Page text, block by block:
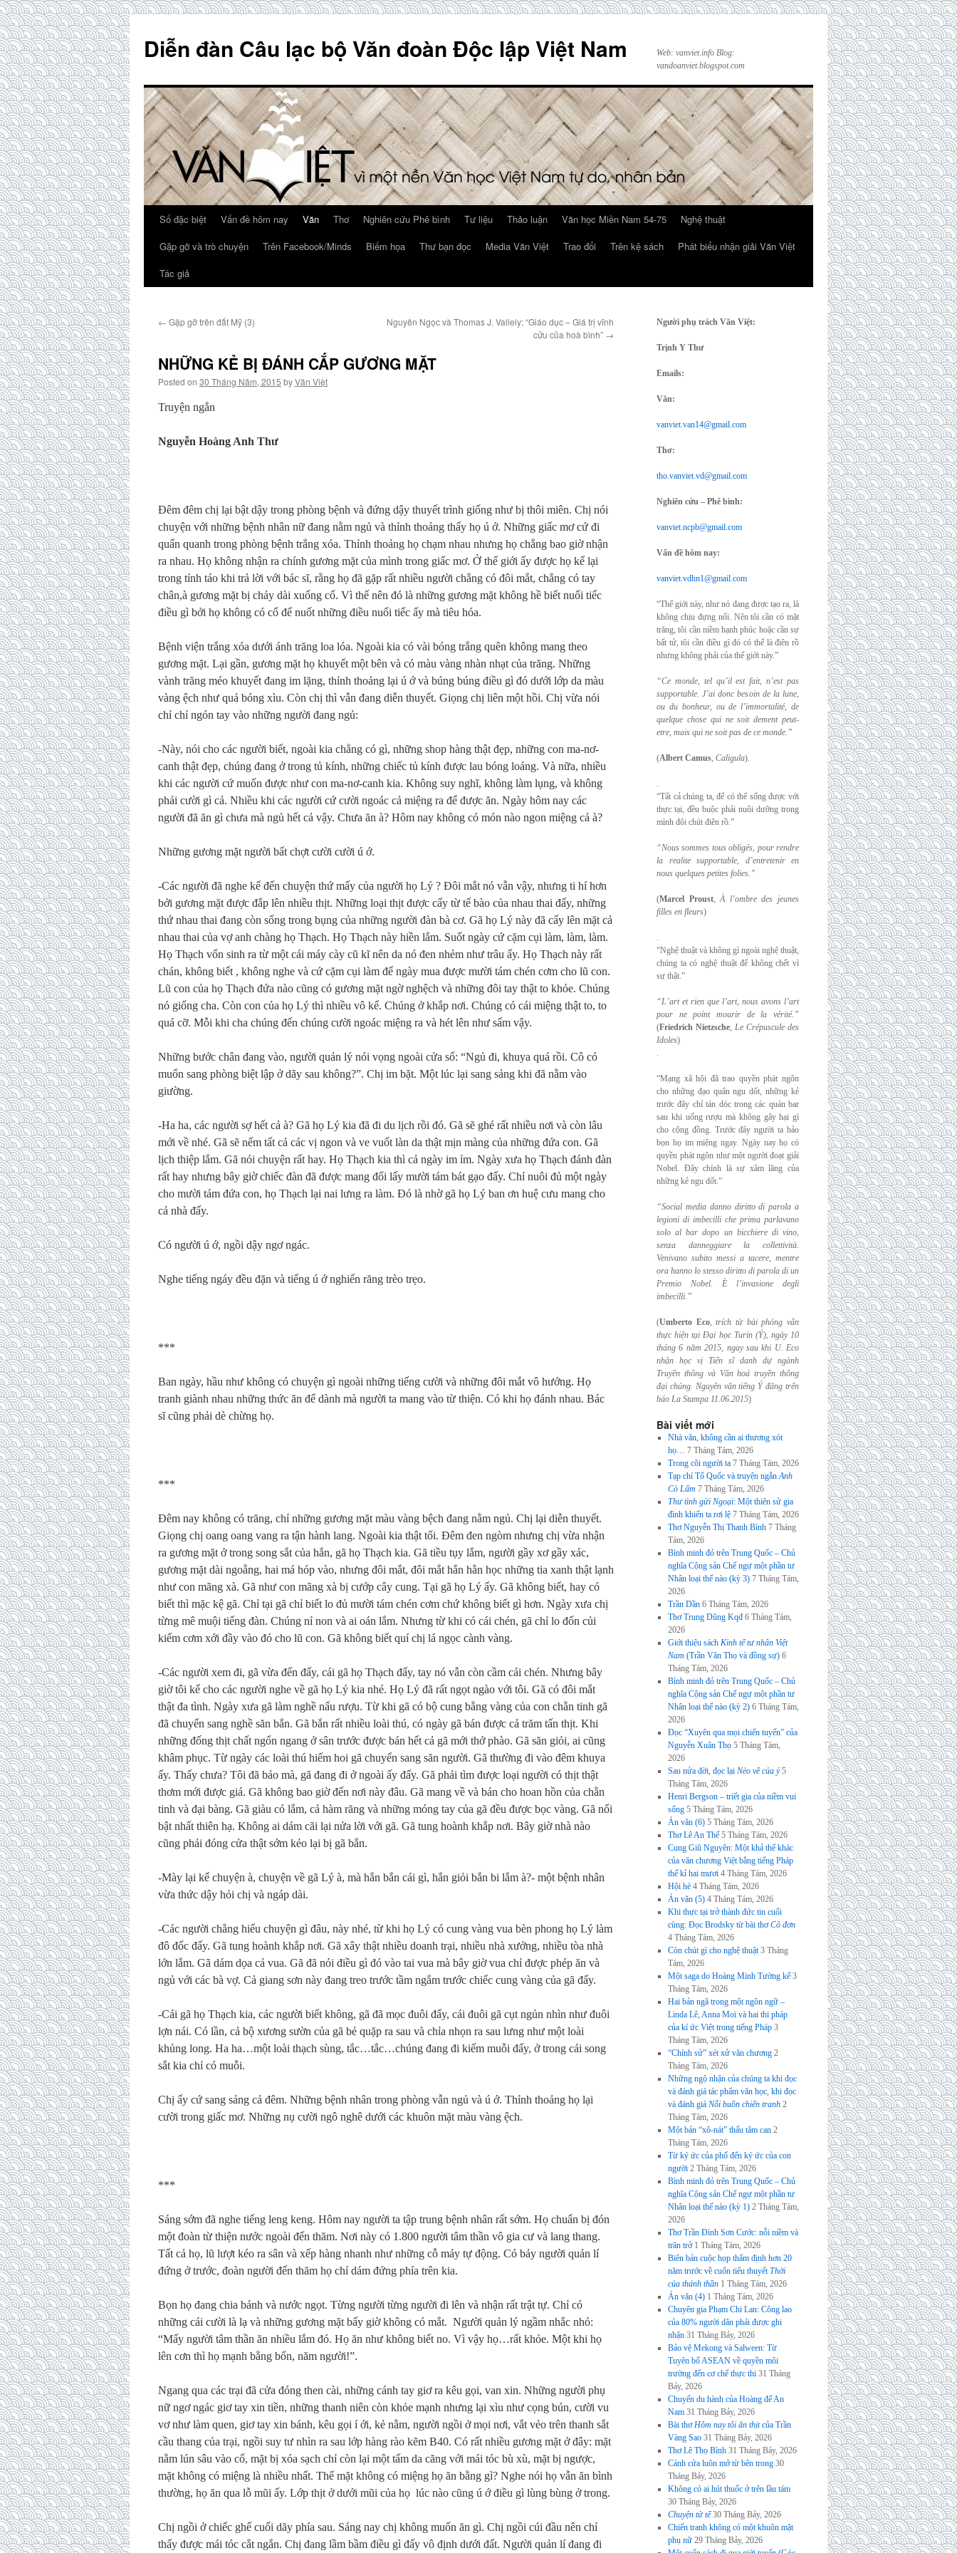
content
Diễn đàn Câu lạc bộ Văn đoàn Độc lập Việt Nam
Web: vanviet.info Blog:
vandoanviet.blogspot.com
Số đặc biệt Vấn đề hôm nay Văn Thơ Nghiên cứu Phê bình Tư liệu Thảo luận Văn học Miền Nam 54-75
Nghệ thuật
Gặp gỡ và trò chuyện
Trên Facebook/Minds Biếm họa Thư bạn đọc Media Văn Việt Trao đổi Trên kệ sách
Phát biểu nhận giải Văn Việt
Tác giả
← Gặp gỡ trên đất Mỹ (3)
Nguyên Ngọc và Thomas J. Vallely: “Giáo dục – Giá trị vĩnh
cửu của hoà bình” →
NHỮNG KẺ BỊ ĐÁNH CẮP GƯƠNG MẶT
Posted on 30 Tháng Năm, 2015 byVăn Việt
Truyện ngắn
Nguyễn Hoàng Anh Thư
Đêm đêm chị lại bật dậy trong phòng bệnh và đứng dậy thuyết trình giống như bị thôi miên. Chị nói
chuyện với những bệnh nhân nữ đang nằm ngủ và thỉnh thoảng thấy họ ú ớ. Những giấc mơ cứ đi
quẩn quanh trong phòng bệnh trắng xóa. Thỉnh thoảng họ chạm nhau nhưng họ chẳng bao giờ nhận
ra nhau. Họ không nhận ra chính gương mặt của mình trong giấc mơ. Ở thế giới ấy được họ kể lại
trong tỉnh táo khi trả lời với bác sĩ, rằng họ đã gặp rất nhiều người chẳng có đôi mắt, chẳng có tay
chân,à gương mặt bị chảy dài xuống cổ. Vì thế nên đó là những gương mặt không hề biết nuối tiếc
điều gì bởi họ không có cổ để nuốt những điều nuối tiếc ấy mà tiêu hóa.
Bệnh viện trắng xóa dưới ánh trăng loa lóa. Ngoài kia có vài bóng trắng quên không mang theo
gương mặt. Lại gần, gương mặt họ khuyết một bên và có màu vàng nhàn nhạt của trăng. Những
vành trăng méo khuyết đang im lặng, thỉnh thoảng lại ú ớ và búng búng điều gì đó dưới lớp da màu
vàng ệch như quả bóng xìu. Còn chị thì vẫn đang diễn thuyết. Giọng chị liên một hồi. Chị vừa nói
chỉ chỉ ngón tay vào những người đang ngủ:
-Này, nói cho các người biết, ngoài kia chẳng có gì, những shop hàng thật đẹp, những con ma-nơ-
canh thật đẹp, chúng đang ở trong tủ kính, những chiếc tủ kính được lau bóng loáng. Và nữa, nhiều
khi các người cứ muốn được như con ma-nơ-canh kia. Không suy nghĩ, không làm lụng, và không
phải cười gì cả. Nhiều khi các người cứ cười ngoác cả miệng ra để được ăn. Ngày hôm nay các
người đã ăn gì chưa mà ngủ hết cả vậy. Chưa ăn à? Hôm nay không có món nào ngon miệng cả à?
Những gương mặt người bất chợt cười cười ú ớ.
-Các người đã nghe kể đến chuyện thứ mấy của người họ Lý ? Đôi mắt nó vẫn vậy, nhưng ti hí hơn
bởi gương mặt được đắp lên nhiều thịt. Những loại thịt được cấy từ tế bào của nhau thai đấy, những
thứ nhau thai đang còn sống trong bụng của những người đàn bà cơ. Gã họ Lý này đã cấy lên mặt cả
nhau thai của vợ anh chàng họ Thạch. Họ Thạch này hiền lắm. Suốt ngày cứ cặm cụi làm, làm, làm.
Họ Thạch vốn sinh ra từ một cái máy cày cũ kĩ nên da nó đen nhẻm như trâu ấy. Họ Thạch này rất
chán, không biết , không nghe và cứ cặm cụi làm để ngày mua được mười tám chén cơm cho lũ con.
Lũ con của họ Thạch đứa nào cũng có gương mặt ngờ nghệch và những đôi tay thật to khỏe. Chúng
nó giống cha. Còn con của họ Lý thì nhiều vô kể. Chúng ở khắp nơi. Chúng có cái miệng thật to, to
quá cỡ. Mỗi khi cha chúng đến chúng cười ngoác miệng ra và hét lên như sấm vậy.
Những bước chân đang vào, người quản lý nói vọng ngoài cửa sổ: “Ngủ đi, khuya quá rồi. Cô có
muốn sang phòng biệt lập ở dãy sau không?”. Chị im bặt. Một lúc lại sang sảng khi đã nằm vào
giường.
-Ha ha, các người sợ hết cả à? Gã họ Lý kia đã đi du lịch rồi đó. Gã sẽ ghé rất nhiều nơi và còn lâu
mới về nhé. Gã sẽ nếm tất cả các vị ngon và ve vuốt làn da thật mịn màng của những đứa con. Gã
lịch thiệp lắm. Gã nói chuyện rất hay. Họ Thạch kia thì cả ngày im ỉm. Ngày xưa họ Thạch đánh đàn
rất hay nhưng bây giờ chiếc đàn đã được mang đổi lấy mười tám bát gạo đấy. Chỉ nuôi đủ một ngày
cho mười tám đứa con, họ Thạch lại nai lưng ra làm. Đó là nhờ gã họ Lý ban ơn huệ cưu mang cho
cả nhà đấy.
Có người ú ớ, ngồi dậy ngơ ngác.
Nghe tiếng ngáy đều đặn và tiếng ú ớ nghiến răng trèo trẹo.
***
Ban ngày, hầu như không có chuyện gì ngoài những tiếng cười và những đôi mắt vô hướng. Họ
tranh giành nhau những thức ăn để dành mà người ta mang vào từ thiện. Có khi họ đánh nhau. Bác
sĩ cũng phải dè chừng họ.
***
Đêm nay không có trăng, chỉ những gương mặt màu vàng bệch đang nằm ngủ. Chị lại diễn thuyết.
Giọng chị oang oang vang ra tận hành lang. Ngoài kia thật tối. Đêm đen ngòm nhưng chị vừa nhận
ra gương mặt ở trong song sắt của hắn, gã họ Thạch kia. Gã tiều tụy lắm, người gầy xơ gầy xác,
gương mặt dài ngoẵng, hai má hóp vào, nhưng đôi mắt, đôi mắt hắn hằn học những tia xanh thật lạnh
như con mãng xà. Gã như con mãng xà bị cướp cây cung. Tại gã họ Lý ấy. Gã không biết, hay có
biết thì mặc kệ gã. Chỉ tại gã chỉ biết lo đủ mười tám chén cơm chứ không biết gì hơn. Ngày xưa chị
từng mê muội tiếng đàn. Chúng nỉ non và ai oán lắm. Nhưng từ khi có cái chén, gã chỉ lo đốn củi
kiếm cơm xới đầy vào đó cho lũ con. Gã không biết quí chị lá ngọc cành vàng.
-Các người xem đi, gã vừa đến đấy, cái gã họ Thạch đấy, tay nó vẫn còn cầm cái chén. Nhưng bây
giờ tôi kể cho các người nghe về gã họ Lý kia nhé. Họ Lý đã rất ngọt ngào với tôi. Gã có đôi mắt
thật đa tình. Ngày xưa gã làm nghề nấu rượu. Từ khi gã có bộ cung bằng vàng của con chằn tinh gã
đã chuyển sang nghề săn bắn. Gã bắn rất nhiều loài thú, có ngày gã bán được cả trăm tấn thịt. Khi
những đống thịt chất ngổn ngang ở sân trước được bán hết cả gã mới thở phào. Gã săn giỏi, ai cũng
khâm phục. Từ ngày các loài thú hiếm hoi gã chuyển sang săn người. Gã thường đi vào đêm khuya
ấy. Thấy chưa? Tôi đã bảo mà, gã đang đi ở ngoài ấy đấy. Gã phải tìm được loại người có thịt thật
thơm mới được giá. Gã không bao giờ đến nơi này đâu. Gã mang về và bán cho hoan hồn của chằn
tinh và đại bàng. Gã giàu có lắm, cả hàm răng và những móng tay của gã đều được bọc vàng. Gã nổi
bật nhất thiên hạ. Không ai dám cãi lại nửa lời với gã. Gã tung hoành khắp nơi. Bây giờ nhà nào
cũng phải đóng cửa thật sớm kẻo lại bị gã bắn.
-Mày lại kể chuyện à, chuyện về gã Lý à, mà hắn bắn cái gì, hắn giỏi bắn bi lắm à?- một bệnh nhân
vừa thức dậy hỏi chị và ngáp dài.
-Các người chẳng hiểu chuyện gì đâu, này nhé, từ khi họ Lý có cung vàng vua bèn phong họ Lý làm
đô đốc đấy. Gã tung hoành khắp nơi. Gã xây thật nhiều doanh trại, nhiều nhà xưởng, nhiều tòa nhà
lớn lắm. Gã dám dọa cả vua. Gã đã nói điều gì đó vào tai vua mà bây giờ vua chỉ được phép ăn và
ngủ với các bà vợ. Cả giang sơn này đang treo trước tầm ngắm trước chiếc cung vàng của gã đấy.
-Cái gã họ Thạch kia, các người biết không, gã đã mọc đuôi đấy, cái đuôi gã cụt ngủn nhìn như đuôi
lợn nái. Có lần, cả bộ xương sườn của gã bẻ quặp ra sau và chỉa nhọn ra sau lưng như một loài
khủng long. Ha ha…một loài thạch sùng, tắc…tắc…chúng đang đi kiếm muỗi đấy, ở trong cái song
sắt kia chỉ có muỗi.
Chị ấy cứ sang sảng cả đêm. Những bệnh nhân trong phòng vẫn ngủ và ú ớ. Thỉnh thoảng họ lại
cười trong giấc mơ. Những nụ cười ngô nghê dưới các khuôn mặt màu vàng ệch.
***
Sáng sớm đã nghe tiếng leng keng. Hôm nay người ta tập trung bệnh nhân rất sớm. Họ chuẩn bị đón
một đoàn từ thiện nước ngoài đến thăm. Nơi này có 1.800 người tâm thần vô gia cư và lang thang.
Tất cả họ, lũ lượt kéo ra sân và xếp hàng nhanh như những cỗ máy tự động. Có bảy người quản lí
đứng ở trước, đoàn người đến thăm họ chỉ dám đứng phía trên kia.
Bọn họ đang chia bánh và nước ngọt. Từng người từng người đi lên và nhận rất trật tự. Chỉ có
những cái cười là lạ và những gương mặt bấy giờ không có mắt. Người quản lý ngầm nhắc nhỏ:
“Mấy người tâm thần ăn nhiều lắm đó. Họ ăn như không biết no. Vì vậy họ…rất khỏe. Một khi họ
lên cơn thì họ mạnh bằng bốn, năm người!”.
Ngang qua các trại đã cửa đóng then cài, những cánh tay giơ ra kêu gọi, van xin. Những người phụ
nữ ngơ ngác giơ tay xin tiền, những thanh niên còn khỏe mạnh nhưng lại xìu như cọng bún, cười vu
vơ như làm quen, giơ tay xin bánh, kêu gọi í ới, kẻ nằm, người ngồi ở mọi nơi, vắt vẻo trên thanh sắt
cầu thang của trại, ngồi suy tư nhìn ra sau lớp hàng rào kẽm B40. Có rất nhiều gương mặt ở đây: mặt
nằm lún sâu vào cổ, mặt bị xóa sạch chỉ còn lại một tấm da căng với mái tóc bù xù, mặt bị ngược,
mặt không có miệng là nhiều nhất. Thế mặt không có miệng họ ăn bằng gì? Nghe nói họ vẫn ăn bình
thường, họ ăn qua lỗ mũi ấy. Lớp thịt ở dưới mũi của họ lúc nào cũng ú ớ điều gì lùng bùng ở trong.
Chị ngồi ở chiếc ghế cuối dãy phía sau. Sáng nay chị không muốn ăn gì. Chị ngồi cúi đầu nên chỉ
thấy được mái tóc cắt ngắn. Chị đang lầm bầm điều gì đấy vô định dưới đất. Người quản lí đang đi
Người phụ trách Văn Việt:
Trịnh Y Thư
Emails:
Văn:
vanviet.van14@gmail.com
Thơ:
tho.vanviet.vd@gmail.com
Nghiên cứu – Phê bình:
vanviet.ncpb@gmail.com
Vấn đề hôm nay:
vanviet.vdhn1@gmail.com
“Thế giới này, như nó đang được tạo ra, là
không chịu đựng nổi. Nên tôi cần có mặt
trăng, tôi cần niềm hạnh phúc hoặc cần sự
bất tử, tôi cần điều gì đó có thể là điên rồ
nhưng không phải của thế giới này.”
“Ce monde, tel qu’il est fait, n’est pas
supportable. J’ai donc besoin de la lune,
ou du bonheur, ou de l’immortalité, de
quelque chose qui ne soit dement peut-
etre, mais qui ne soit pas de ce monde.”
(Albert Camus, Caligula).
.
“Tất cả chúng ta, để có thể sống được với
thực tại, đều buộc phải nuôi dưỡng trong
mình đôi chút điên rồ.”
“Nous sommes tous obligés, pour rendre
la realite supportable, d’entretenir en
nous quelques petites folies.”
(Marcel Proust,À l’ombre des jeunes
filles en fleurs)
.
“Nghệ thuật và không gì ngoài nghệ thuật,
chúng ta có nghệ thuật để không chết vì
sự thật.”
“L’art et rien que l’art, nous avons l’art
pour ne point mourir de la vérité.”
(Friedrich Nietzsche, Le Crépuscule des
Idoles)
.
“Mạng xã hội đã trao quyền phát ngôn
cho những đạo quân ngu dốt, những kẻ
trước đây chỉ tán dóc trong các quán bar
sau khi uống rượu mà không gây hại gì
cho cộng đồng. Trước đây người ta bảo
bọn họ im miệng ngay. Ngày nay họ có
quyền phát ngôn như một người đoạt giải
Nobel. Đây chính là sự xâm lăng của
những kẻ ngu dốt.”
“Social media danno diritto di parola a
legioni di imbecilli che prima parlavano
solo albar dopo un bicchiere di vino,
senza danneggiare la collettività.
Venivano subito messi a tacere, mentre
ora hanno lo stesso diritto di parola di un
Premio Nobel. È l’invasione degli
imbecilli.”
(Umberto Eco,trích từ bài phỏng vấn
thực hiện tại Đại học Turin (Ý), ngày 10
tháng 6 năm 2015, ngay sau khi U. Eco
nhận học vị Tiến sĩ danh dự ngành
Truyền thông và Văn hoá truyền thông
đại chúng. Nguyên văn tiếng Ý đăng trên
báo La Stampa 11.06.2015)
Bài viết mới
Nhà văn, không cần ai thương xót
họ… 7 Tháng Tám, 2026
Trong cõi người ta 7 Tháng Tám, 2026
Tạp chí Tổ Quốc và truyện ngắnAnh
Cò Lấm 7 Tháng Tám, 2026
Thư tình gửi Ngoại: Một thiên sử gia
đình khiến ta rơi lệ 7 Tháng Tám, 2026
Thơ Nguyễn Thị Thanh Bình 7 Tháng
Tám, 2026
Bình minh đỏ trên Trung Quốc – Chủ
nghĩa Cộng sản Chế ngự một phần tư
Nhân loại thế nào (kỳ 3) 7 Tháng Tám,
2026
Trần Dần 6 Tháng Tám, 2026
Thơ Trung Dũng Kqđ 6 Tháng Tám,
2026
Giới thiệu sách Kinh tế tư nhân Việt
Nam (Trần Văn Thọ và đồng sự) 6
Tháng Tám, 2026
Bình minh đỏ trên Trung Quốc – Chủ
nghĩa Cộng sản Chế ngự một phần tư
Nhân loại thế nào (kỳ 2) 6 Tháng Tám,
2026
Đọc “Xuyên qua mọi chiến tuyến” của
Nguyễn Xuân Thọ 5 Tháng Tám,
2026
Sau nửa đời, đọc lại Nẻo về của ý 5
Tháng Tám, 2026
Henri Bergson – triết gia của niềm vui
sống 5 Tháng Tám, 2026
Án văn (6) 5 Tháng Tám, 2026
Thơ Lê An Thế 5 Tháng Tám, 2026
Cung Giũ Nguyên: Một khả thể khác
của văn chương Việt bằng tiếng Pháp
thế kỉ hai mươi 4 Tháng Tám, 2026
Hội hè 4 Tháng Tám, 2026
Án văn (5) 4 Tháng Tám, 2026
Khi thực tại trở thành đức tin cuối
cùng: Đọc Brodsky từ bài thơCô đơn
4 Tháng Tám, 2026
Còn chút gì cho nghệ thuật 3 Tháng
Tám, 2026
Một saga do Hoàng Minh Tường kể 3
Tháng Tám, 2026
Hai bản ngã trong một ngôn ngữ –
Linda Lê, Anna Moï và hai thi pháp
của kí ức Việt trong tiếng Pháp 3
Tháng Tám, 2026
“Chính sử” xét xử văn chương 2
Tháng Tám, 2026
Những ngộ nhận của chúng ta khi đọc
và đánh giá tác phẩm văn học, khi đọc
và đánh giá Nỗi buồn chiến tranh 2
Tháng Tám, 2026
Một bản “xô-nát” thấu tâm can 2
Tháng Tám, 2026
Từ ký ức của phố đến ký ức của con
người 2 Tháng Tám, 2026
Bình minh đỏ trên Trung Quốc – Chủ
nghĩa Cộng sản Chế ngự một phần tư
Nhân loại thế nào (kỳ 1) 2 Tháng Tám,
2026
Thơ Trần Đình Sơn Cước: nỗi niềm và
trăn trở 1 Tháng Tám, 2026
Biên bản cuộc họp thẩm định hơn 20
năm trước về cuốn tiểu thuyếtThời
của thánh thần 1 Tháng Tám, 2026
Án văn (4) 1 Tháng Tám, 2026
Chuyên gia Phạm Chi Lan: Công lao
của 80% người dân phải được ghi
nhận 31 Tháng Bảy, 2026
Bảo vệ Mekong và Salween: Từ
Tuyên bố ASEAN về quyền môi
trường đến cơ chế thực thi 31 Tháng
Bảy, 2026
Chuyến du hành của Hoàng đế An
Nam 31 Tháng Bảy, 2026
Bài thơHôm nay tôi ăn thịtcủa Trần
Vàng Sao 31 Tháng Bảy, 2026
Thơ Lê Thọ Bình 31 Tháng Bảy, 2026
Cánh cửa luôn mở từ bên trong 30
Tháng Bảy, 2026
Không có ai hút thuốc ở trên lầu tám
30 Tháng Bảy, 2026
Chuyện tử tế 30 Tháng Bảy, 2026
Chiến tranh không có một khuôn mặt
phụ nữ 29 Tháng Bảy, 2026